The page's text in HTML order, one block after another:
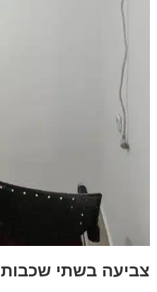
צביעה בשתי שכבות